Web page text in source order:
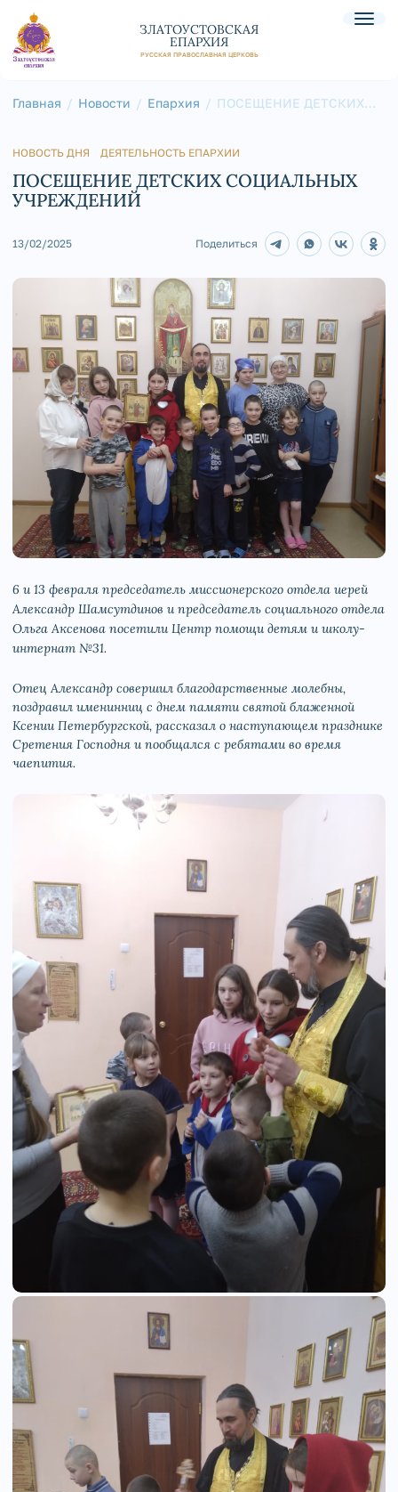
ЗЛАТОУСТОВСКАЯ
ЕПАРХИЯ
РУССКАЯ ПРАВОСЛАВНАЯ ЦЕРКОВЬ
Главная Новости Епархия
ПОСЕЩЕНИЕ ДЕТСКИХ
НОВОСТЬ ДНЯ ДЕЯТЕЛЬНОСТЬ ЕПАРХИИ
ПОСЕЩЕНИЕ ДЕТСКИХ СОЦИАЛЬНЫХ
УЧРЕЖДЕНИЙ
13/02/2025 Поделиться
6 и 13 февраля председатель миссионерского отдела иерей
Александр Шамсутдинов и председатель социального отдела
Ольга Аксенова посетили Центр помощи детям и школу-
интернат №31.
Отец Александр совершил благодарственные молебны,
поздравил именинниц с днем памяти святой блаженной
Ксении Петербургской, рассказал о наступающем празднике
Сретения Господня и пообщался с ребятами во время
чаепития.